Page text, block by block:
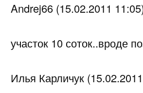
Andrej66 (15.02.2011
участок 10 соток..вроде
Илья Карличук